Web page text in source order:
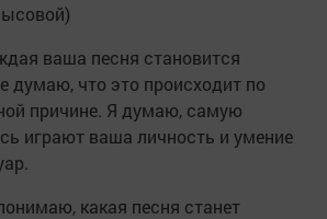
ваша песня становится
думаю, что это происходит по
причине. Я думаю, самую
играют ваша личность и умение
какая песня станет